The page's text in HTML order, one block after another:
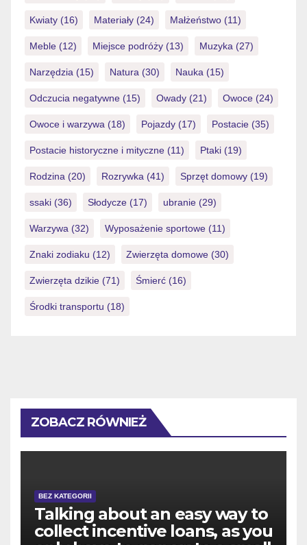
Kwiaty (16) Materiały (24) Małżeństwo (11)
Meble (12) Miejsce podróży (13) Muzyka (27)
Narzędzia (15) Natura (30) Nauka (15)
Odczucia negatywne (15) Owady (21) Owoce (24)
Owoce i warzywa (18) Pojazdy (17) Postacie (35)
Postacie historyczne i mityczne (11) Ptaki (19)
Rodzina (20) Rozrywka (41) Sprzęt domowy (19)
ssaki (36) Słodycze (17) ubranie (29)
Warzywa (32) Wyposażenie sportowe (11)
Znaki zodiaku (12) Zwierzęta domowe (30)
Zwierzęta dzikie (71) Śmierć (16)
Środki transportu (18)
ZOBACZ RÓWNIEŻ
BEZ KATEGORII
Talking about an easy way to
collect incentive loans, as you